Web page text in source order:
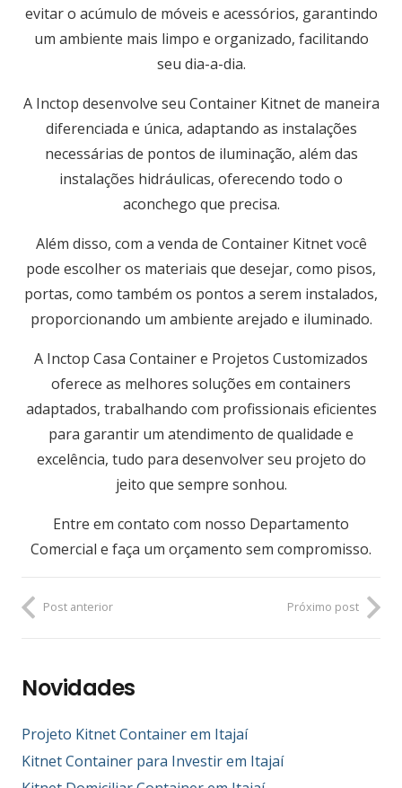
evitar o acúmulo de móveis e acessórios, garantindo
um ambiente mais limpo e organizado, facilitando
seu dia-a-dia.
A Inctop desenvolve seu Container Kitnet de maneira
diferenciada e única, adaptando as instalações
necessárias de pontos de iluminação, além das
instalações hidráulicas, oferecendo todo o
aconchego que precisa.
Além disso, com a venda de Container Kitnet você
pode escolher os materiais que desejar, como pisos,
portas, como também os pontos a serem instalados,
proporcionando um ambiente arejado e iluminado.
A Inctop Casa Containere Projetos Customizados
oferece as melhores soluções em containers
adaptados, trabalhando com profissionais eficientes
para garantir um atendimento de qualidade e
excelência, tudo para desenvolver seu projeto do
jeito que sempre sonhou.
Entre em contato com nosso Departamento
Comercial e faça um orçamento sem compromisso.
Post anterior Próximo post
Novidades
Projeto Kitnet Container em Itajaí
Kitnet Container para Investir em Itajaí